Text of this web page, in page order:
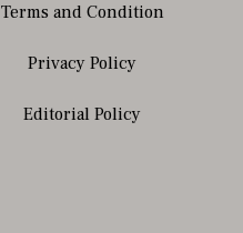
Terms and Condition
Privacy Policy
Editorial Policy